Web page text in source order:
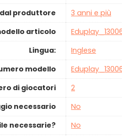
produttore
‎3 anni e più
articolo
Lingua:
‎Inglese
modello
di giocatori
‎2
necessario
‎No
necessarie?
‎No